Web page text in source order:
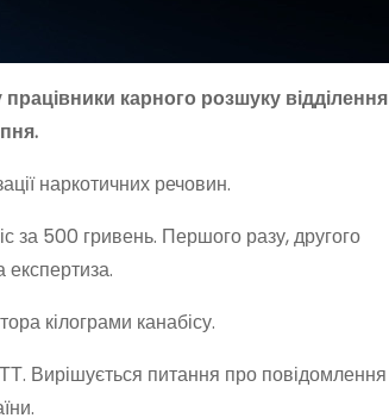
карного розшуку відділення
наркотичних речовин.
за 500 гривень. Першого разу, другого
експертиза.
кілограми канабісу.
Вирішується питання про повідомлення